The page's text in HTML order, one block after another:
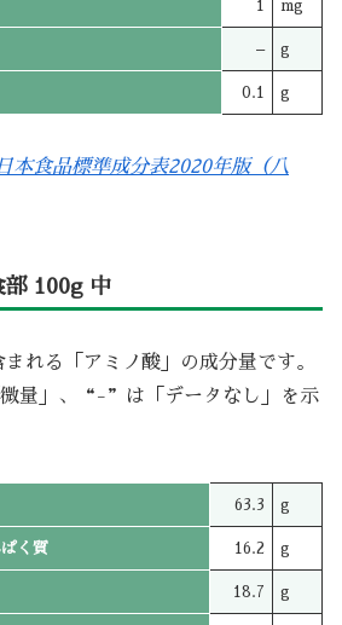
1 mg
– g
0.1 g
食品標準成分表2020年版（八
部 100g 中
れる「アミノ酸」の成分量です。
量」、“-”は「データなし」を示
63.3 g
く質 16.2 g
18.7 g